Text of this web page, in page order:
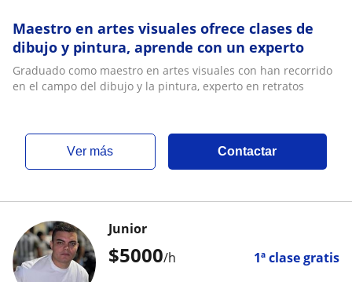
Maestro en artes visuales ofrece clases de
dibujo y pintura, aprende con un experto
Graduado como maestro en artes visuales con han recorrido
en el campo del dibujo y la pintura, experto en retratos
ver más Contactar
$5000/h 1ª clase gratis
Junior